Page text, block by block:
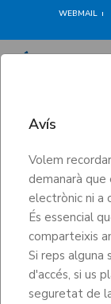
WEBMAIL
Aquest web
així com
ClicaAQUÍ
Pots
Avís
Volem
demanarà
electrònic ni a
És essencial
comparteixis
Si reps alguna
d'accés, si us
seguretat de
Accés al